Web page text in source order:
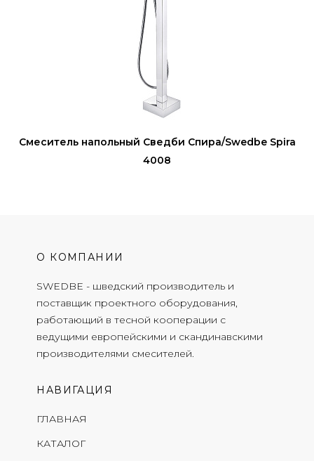
Смеситель напольный Сведби Спира/Swedbe Spira
4008
О КОМПАНИИ
SWEDBE - шведский производитель и
поставщик проектного оборудования,
работающий в тесной кооперации с
ведущими европейскими и скандинавскими
производителями смесителей.
НАВИГАЦИЯ
ГЛАВНАЯ
КАТАЛОГ